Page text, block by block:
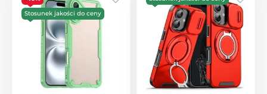
Stosunek jakości do ceny